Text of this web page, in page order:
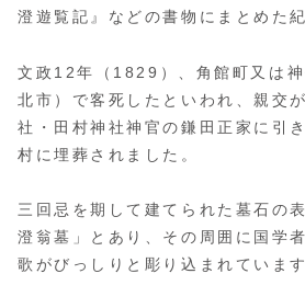
澄遊覧記』などの書物にまとめた
文政12年（1829）、角館町又は
北市）で客死したといわれ、親交
社・田村神社神官の鎌田正家に引
村に埋葬されました。
三回忌を期して建てられた墓石の
澄翁墓」とあり、その周囲に国学
歌がびっしりと彫り込まれています